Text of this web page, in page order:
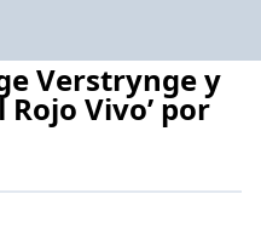
Verstrynge y
Rojo Vivo’ por